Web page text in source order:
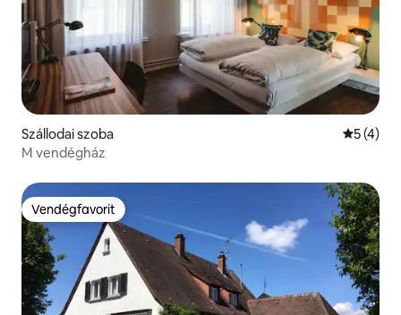
Szállodai szoba Átlagos
5 (4)
M vendégház
Vendégfavorit
Vendégfavorit